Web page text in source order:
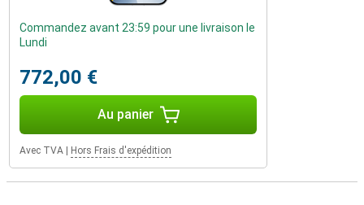
Commandez avant 23:59 pour une livraison le
Lundi
772,00 €
Au panier
Avec TVA Hors Frais d'expédition